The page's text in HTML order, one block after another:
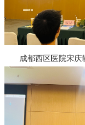
成都西区医院宋庆